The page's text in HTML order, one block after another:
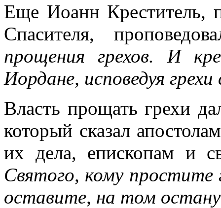
Еще Иоанн Креститель,
Спасителя,
прощения грехов. И
Иордане, исповедуя грехи
Власть прощать грехи
который сказал
их дела, епископам и
Святого, кому простите
оставите, на том